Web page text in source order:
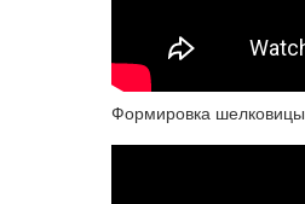
Формировка шелковицы